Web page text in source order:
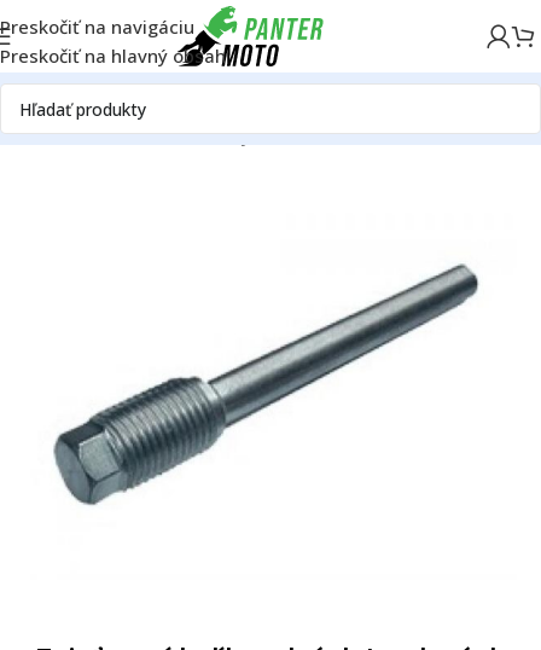
Preskočiť na navigáciu
Preskočiť na hlavný obsah
DomovOFF ROADRámBrzdyPríslušenstvo k brzdám